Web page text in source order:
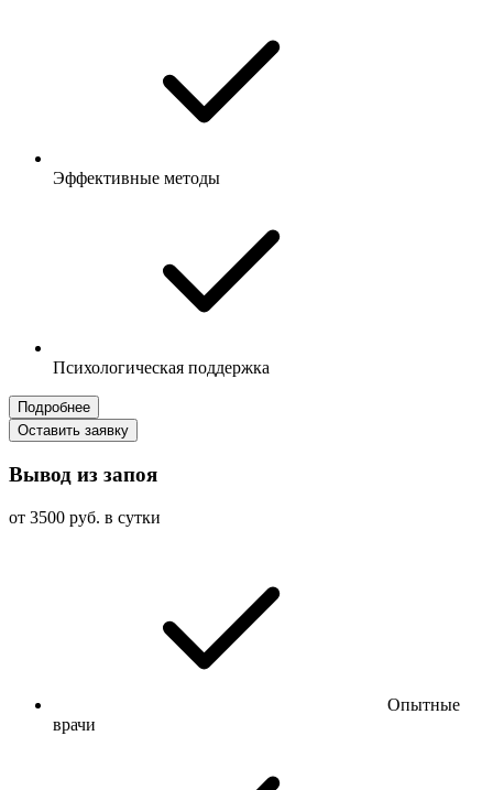
Эффективные методы
Психологическая поддержка
Подробнее
Оставить заявку
Вывод из запоя
от 3500 руб. в сутки
Опытные
врачи